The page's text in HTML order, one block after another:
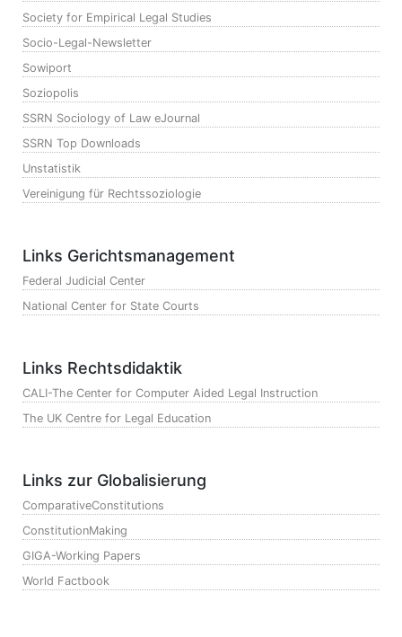
Society for Empirical Legal Studies
Socio-Legal-Newsletter
Sowiport
Soziopolis
SSRN Sociology of Law eJournal
SSRN Top Downloads
Unstatistik
Vereinigung für Rechtssoziologie
Links Gerichtsmanagement
Federal Judicial Center
National Center for State Courts
Links Rechtsdidaktik
CALI-The Center for Computer Aided Legal Instruction
The UK Centre for Legal Education
Links zur Globalisierung
ComparativeConstitutions
ConstitutionMaking
GIGA-Working Papers
World Factbook